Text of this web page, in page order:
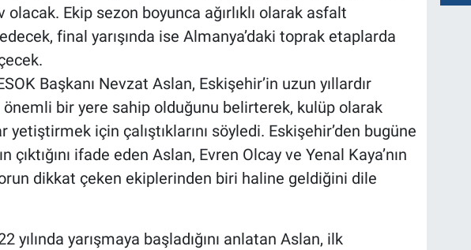
olacak. Ekip sezon boyunca ağırlıklı olarak asfalt
final yarışında ise Almanya’daki toprak etaplarda
Başkanı Nevzat Aslan, Eskişehir’in uzun yıllardır
bir yere sahip olduğunu belirterek, kulüp olarak
yetiştirmek için çalıştıklarını söyledi. Eskişehir’den bugüne
çıktığını ifade eden Aslan, Evren Olcay ve Yenal Kaya’nın
dikkat çeken ekiplerinden biri haline geldiğini dile
yılında yarışmaya başladığını anlatan Aslan, ilk